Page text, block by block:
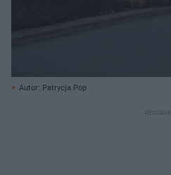
Autor: Patrycja Pop